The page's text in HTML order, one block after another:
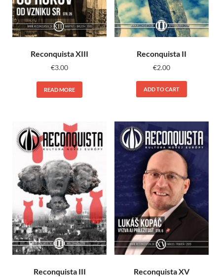
Reconquista XIII
€3.00
READ MORE
Reconquista II
€2.00
ADD TO CART
Reconquista III Reconquista XV